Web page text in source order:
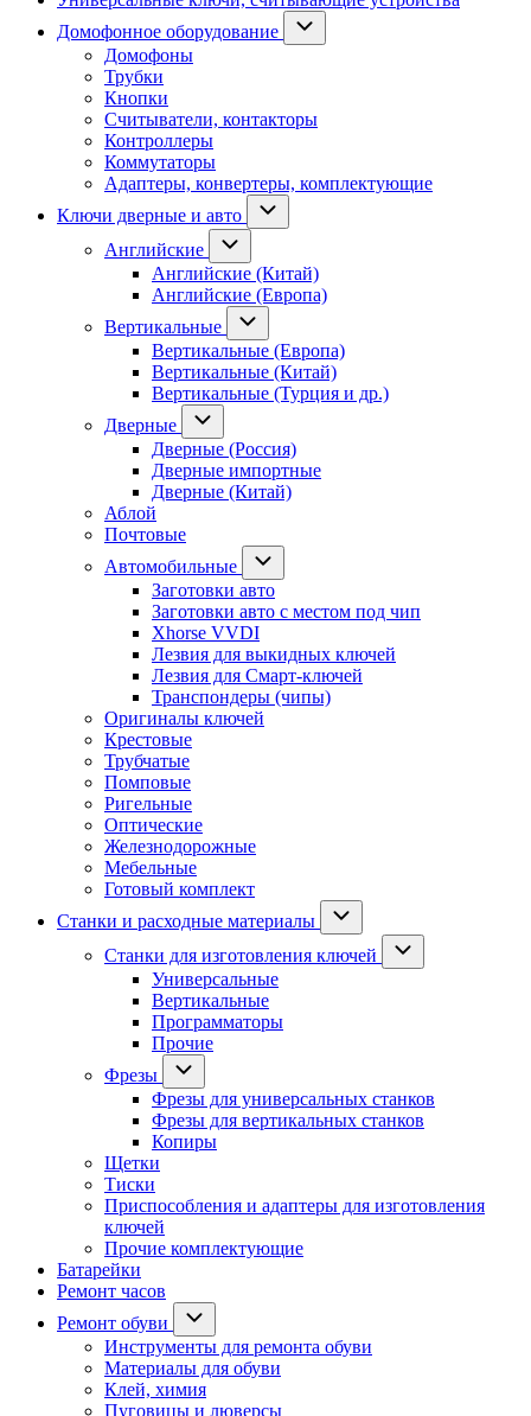
Домофонное оборудование
Домофоны
Трубки
Кнопки
Считыватели, контакторы
Контроллеры
Коммутаторы
Адаптеры, конвертеры, комплектующие
Ключи дверные и авто
Английские
Английские (Китай)
Английские (Европа)
Вертикальные
Вертикальные (Европа)
Вертикальные (Китай)
Вертикальные (Турция и др.)
Дверные
Дверные (Россия)
Дверные импортные
Дверные (Китай)
Аблой
Почтовые
Автомобильные
Заготовки авто
Заготовки авто с местом под чип
Xhorse VVDI
Лезвия для выкидных ключей
Лезвия для Смарт-ключей
Транспондеры (чипы)
Оригиналы ключей
Крестовые
Трубчатые
Помповые
Ригельные
Оптические
Железнодорожные
Мебельные
Готовый комплект
Станки и расходные материалы
Станки для изготовления ключей
Универсальные
Вертикальные
Программаторы
Прочие
Фрезы
Фрезы для универсальных станков
Фрезы для вертикальных станков
Копиры
Щетки
Тиски
Приспособления и адаптеры для изготовления
ключей
Прочие комплектующие
Батарейки
Ремонт часов
Ремонт обуви
Инструменты для ремонта обуви
Материалы для обуви
Клей, химия
Пуговицы и люверсы